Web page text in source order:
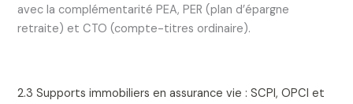
avec la complémentarité PEA, PER (plan d’épargne
retraite) et CTO (compte-titres ordinaire).
2.3 Supports immobiliers en assurance vie : SCPI, OPCI et